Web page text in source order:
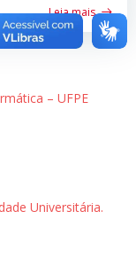
Leia mais
– UFPE
Universitária.